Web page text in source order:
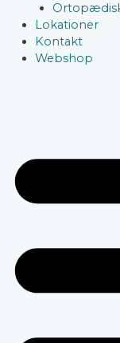
Lokationer
Kontakt
Webshop